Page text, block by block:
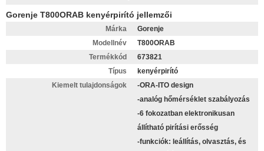
Gorenje T800ORAB kenyérpirító jellemzői
Márka
Gorenje
Modellnév
T800ORAB
Termékkód
673821
Típus
kenyérpirító
Kiemelt tulajdonságok
-ORA-ITO design
-analóg hőmérséklet szabályozás
-6 fokozatban elektronikusan
állítható pirítási erősség
-funkciók: leállítás, olvasztás, és